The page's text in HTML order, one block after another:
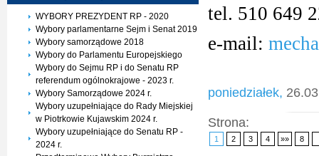
WYBORY PREZYDENT RP - 2020
Wybory parlamentarne Sejm i Senat 2019
Wybory samorządowe 2018
Wybory do Parlamentu Europejskiego
Wybory do Sejmu RP i do Senatu RP
referendum ogólnokrajowe - 2023 r.
Wybory Samorządowe 2024 r.
Wybory uzupełniające do Rady Miejskiej
w Piotrkowie Kujawskim 2024 r.
Wybory uzupełniające do Senatu RP -
2024 r.
tel. 510 649
e-mail:
poniedziałek,
Strona:
1 2 3 4 »» 8